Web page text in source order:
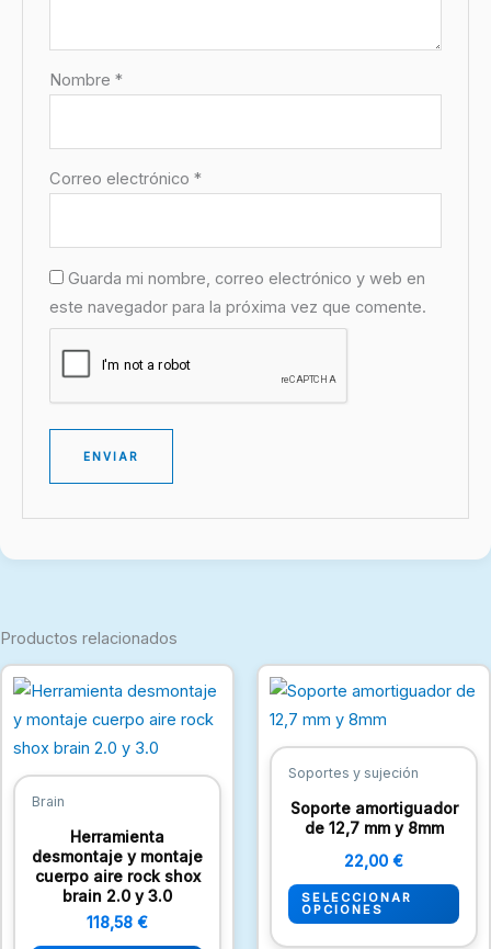
Nombre*
Correo electrónico*
Guarda mi nombre, correo electrónico y web en
este navegador para la próxima vez que comente.
Productos relacionados
Brain
Herramienta
desmontaje y montaje
cuerpo aire rock shox
brain 2.0 y 3.0
118,58 €
Soportes y sujeción
Soporte amortiguador
de 12,7 mm y 8mm
22,00 €
SELECCIONAR
OPCIONES